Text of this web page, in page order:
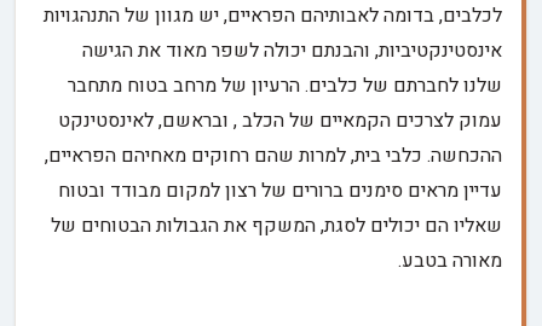
לכלבים, בדומה לאבותיהם הפראיים, יש מגוון של התנהגויות
אינסטינקטיביות, והבנתם יכולה לשפר מאוד את הגישה
שלנו לחברתם של כלבים. הרעיון של מרחב בטוח מתחבר
עמוק לצרכים הקמאיים של הכלב , ובראשם, לאינסטינקט
ההכחשה. כלבי בית, למרות שהם רחוקים מאחיהם הפראיים,
עדיין מראים סימנים ברורים של רצון למקום מבודד ובטוח
שאליו הם יכולים לסגת, המשקף את הגבולות הבטוחים של
מאורה בטבע.